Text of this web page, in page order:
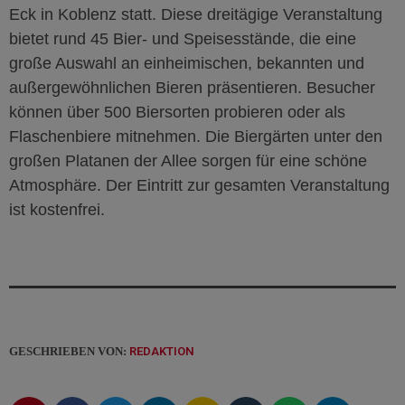
Eck in Koblenz statt. Diese dreitägige Veranstaltung
bietet rund 45 Bier- und Speisesstände, die eine
große Auswahl an einheimischen, bekannten und
außergewöhnlichen Bieren präsentieren. Besucher
können über 500 Biersorten probieren oder als
Flaschenbiere mitnehmen. Die Biergärten unter den
großen Platanen der Allee sorgen für eine schöne
Atmosphäre. Der Eintritt zur gesamten Veranstaltung
ist kostenfrei.
GESCHRIEBEN VON: REDAKTION